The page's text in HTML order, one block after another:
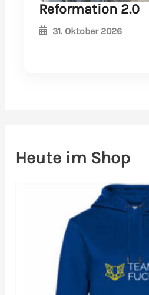
Reformation 2.0
31. Oktober 2026
Heute im Shop